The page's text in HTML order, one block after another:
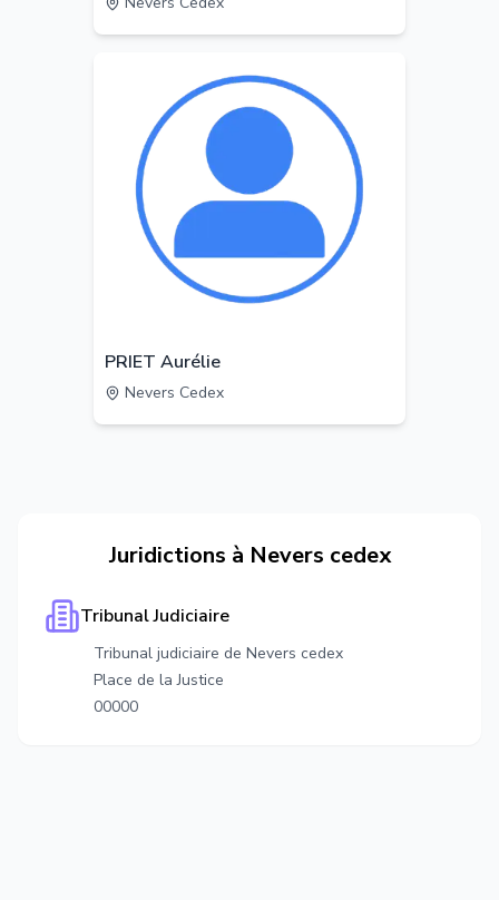
PRIET Aurélie
Nevers Cedex
Juridictions à Nevers cedex
Tribunal Judiciaire
Tribunal judiciaire de Nevers cedex
Place de la Justice
00000